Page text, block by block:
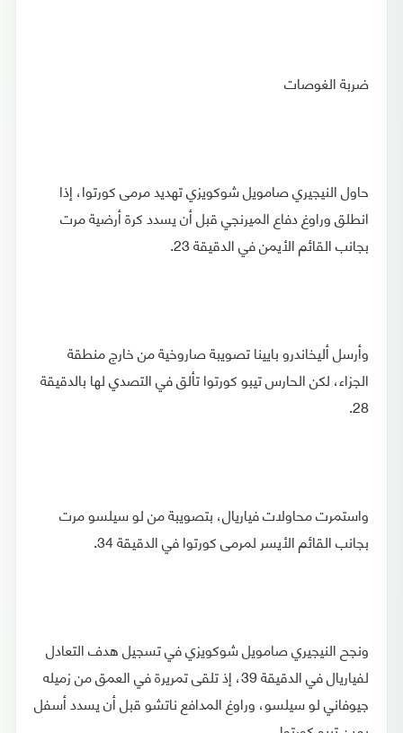
ضربة الغوصات
حاول النيجيري صامويل شوكويزي تهديد مرمى كورتوا، إذا
انطلق وراوغ دفاع الميرنجي قبل أن يسدد كرة أرضية مرت
بجانب القائم الأيمن في الدقيقة 23.
وأرسل أليخاندرو بايينا تصويبة صاروخية من خارج منطقة
الجزاء، لكن الحارس تيبو كورتوا تألق في التصدي لها بالدقيقة
28.
واستمرت محاولات فياريال، بتصويبة من لو سيلسو مرت
بجانب القائم الأيسر لمرمى كورتوا في الدقيقة 34.
ونجح النيجيري صامويل شوكويزي في تسجيل هدف التعادل
لفياريال في الدقيقة 39، إذ تلقى تمريرة في العمق من زميله
جيوفاني لو سيلسو، وراوغ المدافع ناتشو قبل أن يسدد أسفل